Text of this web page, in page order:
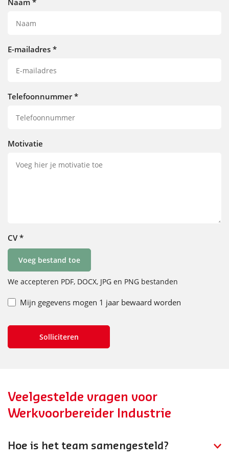
Naam *
E-mailadres *
Telefoonnummer*
Motivatie
CV*
Voeg bestand toe
We accepteren PDF, DOCX, JPG en PNG bestanden
Mijn gegevens mogen 1 jaar bewaard worden
Veelgestelde vragen voor
Werkvoorbereider Industrie
Hoe is het team samengesteld?